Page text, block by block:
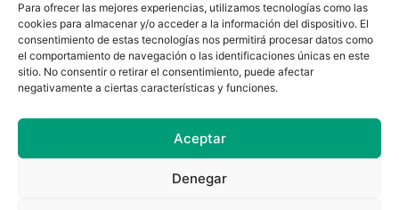
Para ofrecer las mejores experiencias, utilizamos tecnologías como las
cookies para almacenar y/o acceder a la información del dispositivo. El
consentimiento de estas tecnologías nos permitirá procesar datos como
el comportamiento de navegación o las identificaciones únicas en este
sitio. No consentir o retirar el consentimiento, puede afectar
negativamente a ciertas características y funciones.
Aceptar
Denegar
Política de cookies (UE) Política de privacidad
Aviso Legal